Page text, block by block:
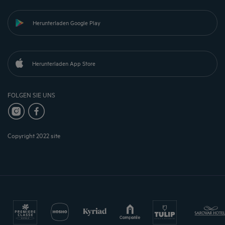
Herunterladen Google Play
Herunterladen App Store
FOLGEN SIE UNS
Copyright 2022 site